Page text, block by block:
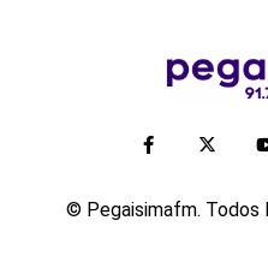
© Pegaisimafm. Todos